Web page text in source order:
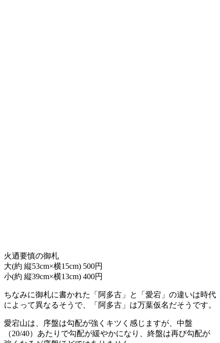
火迺要慎の御札
大(約 縦53cm×横15cm) 500円
小(約 縦39cm×横13cm) 400円
ちなみに御札に書かれた「阿多古」と「愛宕」の違いは時代
によって異なるそうで、「阿多古」は万葉仮名だそうです。
愛宕山は、序盤は勾配が強くキツく感じますが、中盤
（20/40）あたりで勾配が緩やかになり、終盤は再び勾配が